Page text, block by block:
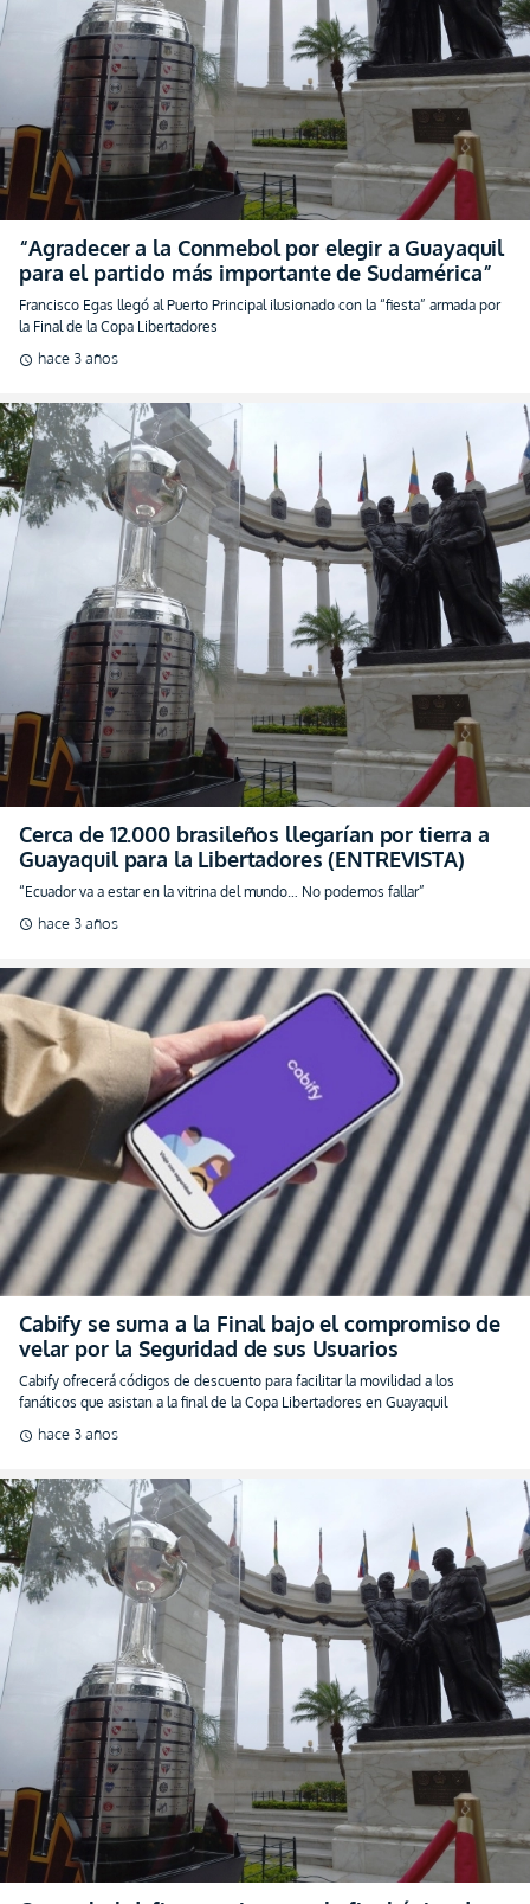
“Agradecer a la Conmebol por elegir a Guayaquil
para el partido más importante de Sudamérica”
Francisco Egas llegó al Puerto Principal ilusionado con la “fiesta” armada por
la Final de la Copa Libertadores
schedule hace 3 años
Cerca de 12.000 brasileños llegarían por tierra a
Guayaquil para la Libertadores (ENTREVISTA)
“Ecuador va a estar en la vitrina del mundo… No podemos fallar”
hace 3 años
Cabify se suma a la Final bajo el compromiso de
velar por la Seguridad de sus Usuarios
Cabify ofrecerá códigos de descuento para facilitar la movilidad a los
fanáticos que asistan a la final de la Copa Libertadores en Guayaquil
schedule hace 3 años
Conmebol define precios para la final única de
Libertadores (FOTO)
Un grupo selecto de aficionados verán un nuevo campeón en el Monumental
de Guayaquil
schedule hace 3 años